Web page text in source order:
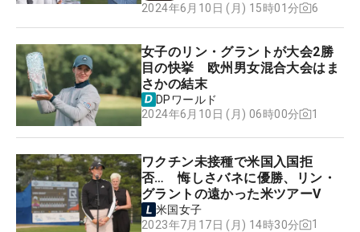
2024年6月10日 (月) 15時01分
6
女子のリン・グラントが大会2勝
目の快挙 欧州男女混合大会はま
さかの結末
DPワールド
2024年6月10日 (月) 06時00分
1
ワクチン未接種で米国入国拒
否… 悔しさバネに優勝、リン・
グラントの遠かった米ツアーV
米国女子
2023年7月17日 (月) 14時30分
1